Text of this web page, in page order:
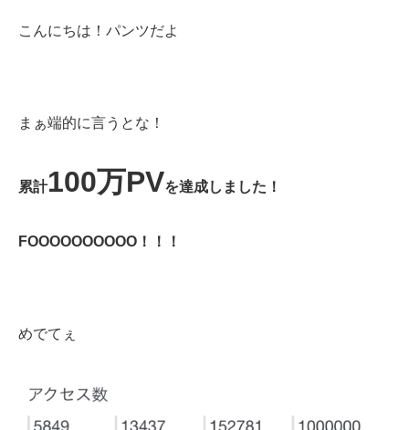
こんにちは！パンツだよ
まぁ端的に言うとな！
累計100万PVを達成しました！
FOOOOOOOOOO！！！
めでてぇ